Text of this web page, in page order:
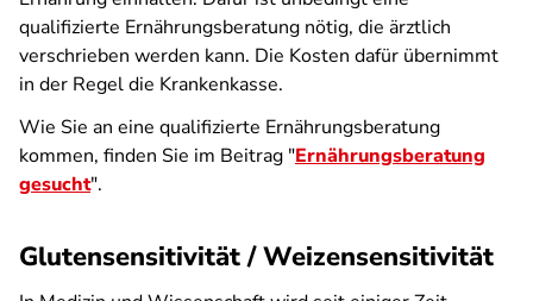
qualifizierte Ernährungsberatung nötig, die ärztlich
verschrieben werden kann. Die Kosten dafür übernimmt
in der Regel die Krankenkasse.
Wie Sie an eine qualifizierte Ernährungsberatung
kommen, finden Sie im Beitrag "Ernährungsberatung
gesucht".
Glutensensitivität / Weizensensitivität